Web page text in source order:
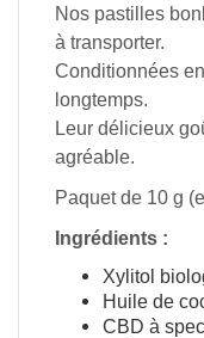
Nos pastilles
à transporter.
Conditionnées
longtemps.
Leur délicieux
agréable.
Paquet de 10 g
Ingrédients :
Xylitol
Huile de
CBD à